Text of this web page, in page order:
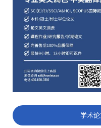
学术